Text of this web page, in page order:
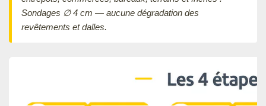
Sondages ∅ 4 cm — aucune dégradation des
revêtements et dalles.